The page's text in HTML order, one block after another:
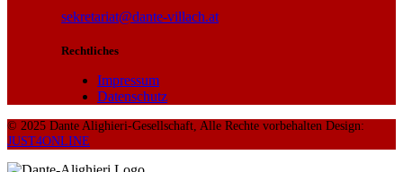
sekretariat@dante-villach.at
Rechtliches
Impressum
Datenschutz
© 2025 Dante Alighieri-Gesellschaft, Alle Rechte vorbehalten Design:
JUST4ONLINE